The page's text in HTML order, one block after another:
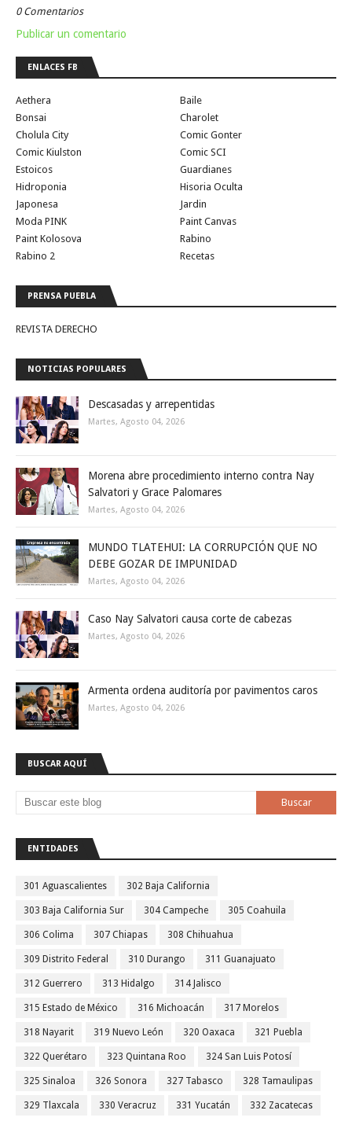
0 Comentarios
Publicar un comentario
ENLACES FB
Aethera
Baile
Bonsai
Charolet
Cholula City
Comic Gonter
Comic Kiulston
Comic SCI
Estoicos
Guardianes
Hidroponia
Hisoria Oculta
Japonesa
Jardin
Moda PINK
Paint Canvas
Paint Kolosova
Rabino
Rabino 2
Recetas
PRENSA PUEBLA
REVISTA DERECHO
NOTICIAS POPULARES
Descasadas y arrepentidas
Martes, Agosto 04, 2026
Morena abre procedimiento interno contra Nay
Salvatori y Grace Palomares
Martes, Agosto 04, 2026
MUNDO TLATEHUI: LA CORRUPCIÓN QUE NO
DEBE GOZAR DE IMPUNIDAD
Martes, Agosto 04, 2026
Caso Nay Salvatori causa corte de cabezas
Martes, Agosto 04, 2026
Armenta ordena auditoría por pavimentos caros
Martes, Agosto 04, 2026
BUSCAR AQUÍ
ENTIDADES
301 Aguascalientes 302 Baja California
303 Baja California Sur 304 Campeche 305 Coahuila
306 Colima 307 Chiapas 308 Chihuahua
309 Distrito Federal 310 Durango 311 Guanajuato
312 Guerrero 313 Hidalgo 314 Jalisco
315 Estado de México 316 Michoacán 317 Morelos
318 Nayarit 319 Nuevo León 320 Oaxaca 321 Puebla
322 Querétaro 323 Quintana Roo 324 San Luis Potosí
325 Sinaloa 326 Sonora 327 Tabasco 328 Tamaulipas
329 Tlaxcala 330 Veracruz 331 Yucatán 332 Zacatecas